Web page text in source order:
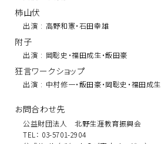
柿山伏
出演 : 高野和憲・石田幸雄
附子
出演 : 岡聡史・福田成生・飯田豪
狂言ワークショップ
出演 : 中村修一・飯田豪・岡聡史・福田成生
お問合わせ先
公益財団法人 北野生涯教育振興会
TEL： 03-5701-2904